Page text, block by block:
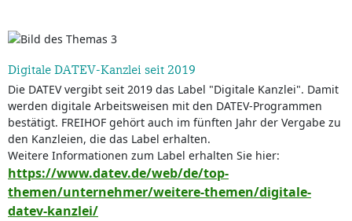
Digitale DATEV-Kanzlei seit 2019
Die DATEV vergibt seit 2019 das Label "Digitale Kanzlei". Damit
werden digitale Arbeitsweisen mit den DATEV-Programmen
bestätigt. FREIHOF gehört auch im fünften Jahr der Vergabe zu
den Kanzleien, die das Label erhalten.
Weitere Informationen zum Label erhalten Sie hier:
https://www.datev.de/web/de/top-
themen/unternehmer/weitere-themen/digitale-
datev-kanzlei/